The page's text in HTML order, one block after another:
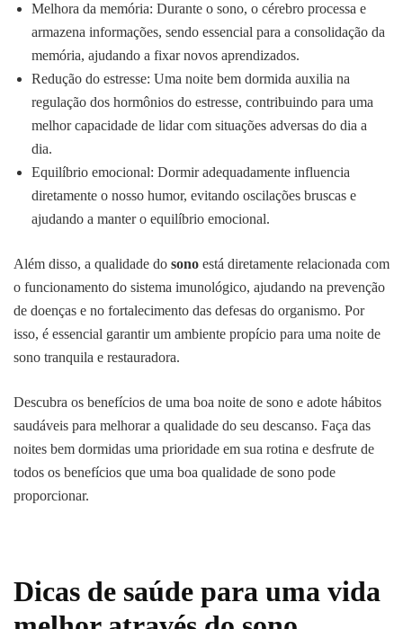
Melhora da memória: Durante o sono, o cérebro processa e
armazena informações, sendo essencial para a consolidação da
memória, ajudando a fixar novos aprendizados.
Redução do estresse: Uma noite bem dormida auxilia na
regulação dos hormônios do estresse, contribuindo para uma
melhor capacidade de lidar com situações adversas do dia a
dia.
Equilíbrio emocional: Dormir adequadamente influencia
diretamente o nosso humor, evitando oscilações bruscas e
ajudando a manter o equilíbrio emocional.
Além disso, a qualidade do sono está diretamente relacionada com
o funcionamento do sistema imunológico, ajudando na prevenção
de doenças e no fortalecimento das defesas do organismo. Por
isso, é essencial garantir um ambiente propício para uma noite de
sono tranquila e restauradora.
Descubra os benefícios de uma boa noite de sono e adote hábitos
saudáveis para melhorar a qualidade do seu descanso. Faça das
noites bem dormidas uma prioridade em sua rotina e desfrute de
todos os benefícios que uma boa qualidade de sono pode
proporcionar.
Dicas de saúde para uma vida